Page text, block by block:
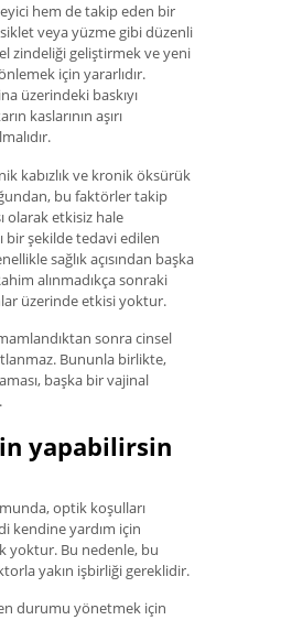
hem de takip eden bir
veya yüzme gibi düzenli
zindeliği geliştirmek ve yeni
için yararlıdır.
üzerindeki baskıyı
kaslarının aşırı
kabızlık ve kronik öksürük
bu faktörler takip
olarak etkisiz hale
bir şekilde tedavi edilen
sağlık açısından başka
alınmadıkça sonraki
üzerinde etkisi yoktur.
sonra cinsel
Bununla birlikte,
başka bir vajinal
yapabilirsin
optik koşulları
kendine yardım için
yoktur. Bu nedenle, bu
yakın işbirliği gereklidir.
durumu yönetmek için